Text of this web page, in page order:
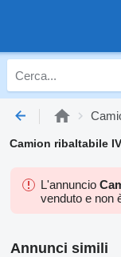
Camion ribaltabile
L'annuncio
venduto e non
Annunci simili